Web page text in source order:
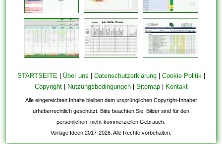
STARTSEITE | Über uns | Datenschutzerklärung| Cookie Politik |
Copyright| Nutzungsbedingungen| Sitemap| Kontakt
Alle eingereichten Inhalte bleiben dem ursprünglichen Copyright-Inhaber
urheberrechtlich geschützt. Bitte beachten Sie: Bilder sind für den
persönlichen, nicht-kommerziellen Gebrauch.
Vorlage Ideen 2017-2026. Alle Rechte vorbehalten.